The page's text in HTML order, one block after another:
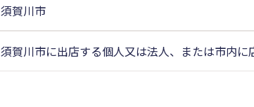
須賀川市
須賀川市に出店する個人又は法人、または市内